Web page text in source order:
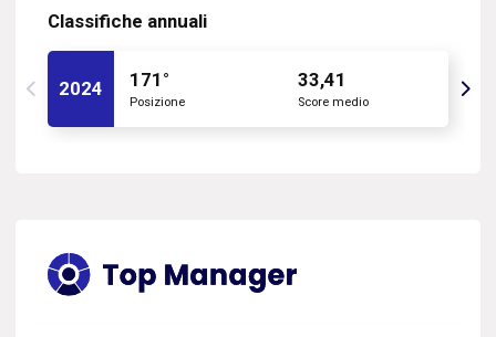
Classifiche annuali
2024 171°
Posizione
33,41
Score medio